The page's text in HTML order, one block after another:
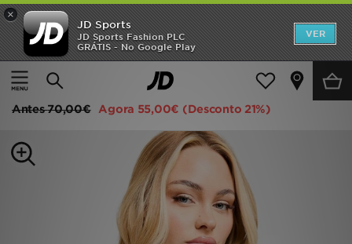
×
JD Sports
JD Sports Fashion PLC
GRÁTIS - No Google Play
VER
Página principal
Mulher Roupa de Mulher Casacos
Under Armour Woven Windbreaker Full Zip Jacket
Antes70,00€ Agora 55,00€ (Desconto 21%)
INÍCIO
Promoções
MULHER